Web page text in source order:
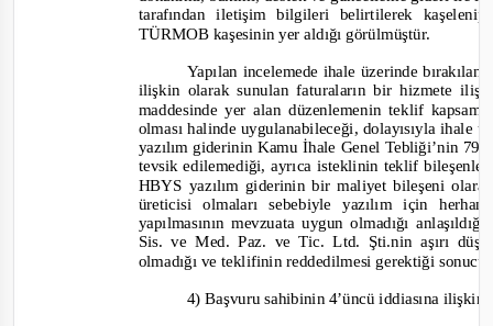
tarafından iletişim bilgileri belirtilerek
TÜRMOB kaşesinin yer aldığı görülmüştür.
Yapılan incelemede ihale üzerinde
ilişkin olarak sunulan faturaların bir hizmete
maddesinde yer alan düzenlemenin teklif
olması halinde uygulanabileceği, dolayısıyla ihale
yazılım giderinin Kamu İhale Genel Tebliği’nin
tevsikedilemediği, ayrıca isteklinin teklif
HBYS yazılım giderinin bir maliyet bileşeni
üreticisi olmaları sebebiyle yazılım için
yapılmasının mevzuata uygun olmadığı
Sis. ve Med. Paz. ve Tic. Ltd. Şti.nin aşırı
olmadığı ve teklifinin reddedilmesi gerektiği
4) Başvuru sahibinin 4’üncü iddiasına